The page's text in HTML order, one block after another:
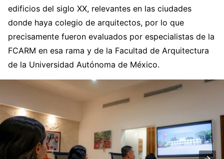
edificios del siglo XX, relevantes en las ciudades
donde haya colegio de arquitectos, por lo que
precisamente fueron evaluados por especialistas de la
FCARM en esa rama y de la Facultad de Arquitectura
de la Universidad Autónoma de México.